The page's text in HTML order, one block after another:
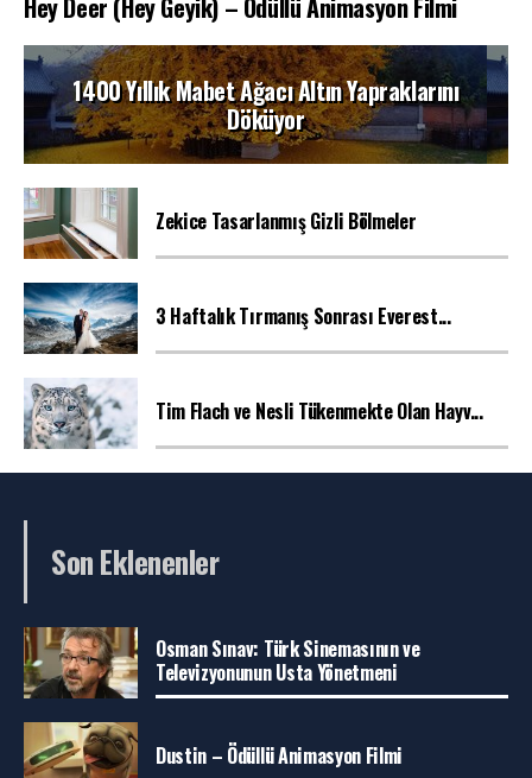
Hey Deer (Hey Geyik) – Ödüllü Animasyon Filmi
1400 Yıllık Mabet Ağacı Altın Yapraklarını
Döküyor
Zekice Tasarlanmış Gizli Bölmeler
3 Haftalık Tırmanış Sonrası Everest...
Tim Flach ve Nesli Tükenmekte Olan Hayv...
Son Eklenenler
Osman Sınav: Türk Sinemasının ve
Televizyonunun Usta Yönetmeni
Dustin – Ödüllü Animasyon Filmi